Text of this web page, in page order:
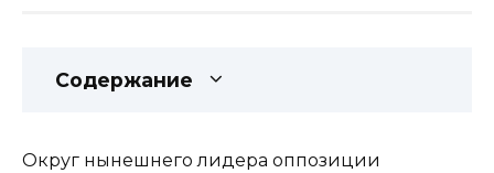
Содержание
Округ нынешнего лидера оппозиции